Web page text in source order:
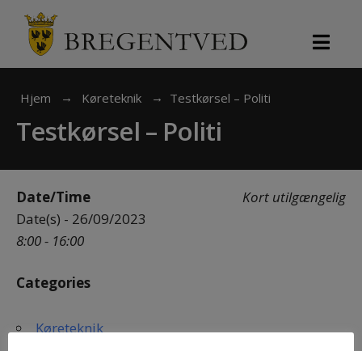
Skip
content
Hjem Køreteknik Testkørsel – Politi
Testkørsel – Politi
Kort utilgængelig
Date/Time
Date(s) - 26/09/2023
8:00 - 16:00
Categories
Køreteknik
Search
for: